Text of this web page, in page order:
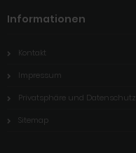
Informationen
Kontakt
Impressum
Privatsphäre und Datenschutz
Sitemap